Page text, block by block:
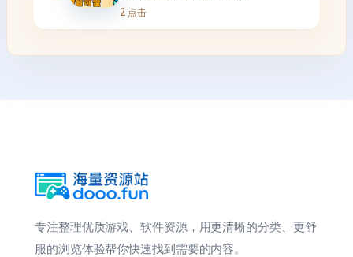
2 点击
专注整理优质游戏、软件资源，用更清晰的分类、更舒
服的浏览体验帮你快速找到需要的内容。